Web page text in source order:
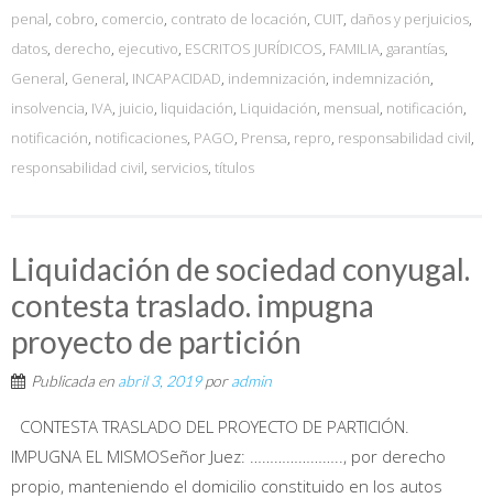
penal, cobro, comercio, contrato de locación, CUIT, daños y perjuicios,
datos, derecho, ejecutivo, ESCRITOS JURÍDICOS, FAMILIA, garantías,
General, General, INCAPACIDAD, indemnización, indemnización,
insolvencia, IVA, juicio, liquidación, Liquidación, mensual, notificación,
notificación, notificaciones, PAGO, Prensa, repro, responsabilidad civil,
responsabilidad civil, servicios, títulos
Liquidación de sociedad conyugal.
contesta traslado. impugna
proyecto de partición
Publicada en abril 3, 2019poradmin
CONTESTA TRASLADO DEL PROYECTO DE PARTICIÓN.
IMPUGNA EL MISMOSeñor Juez: ………………….., por derecho
propio, manteniendo el domicilio constituido en los autos